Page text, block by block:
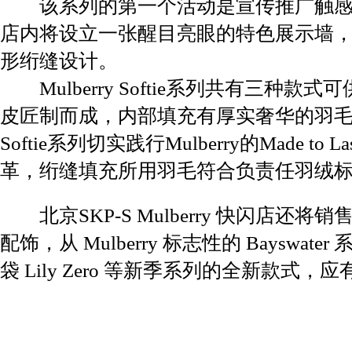
该系列的第一个活动是宣传推广触感
店内将设立一张醒目亮眼的特色展示墙
形绗缝设计。
Mulberry Softie系列共有三种款式可
皮匠制而成，内部填充有厚实奢华的羽
Softie系列切实践行Mulberry的Made to
革，绗缝填充所用羽毛符合负责任羽绒
北京SKP-S Mulberry 快闪店还将销
配饰，从 Mulberry 标志性的 Bayswater
袋 Lily Zero 等新季系列的全新款式，应